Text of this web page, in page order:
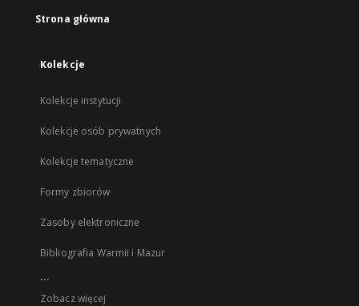
Strona główna
Kolekcje
Kolekcje instytucji
Kolekcje osób prywatnych
Kolekcje tematyczne
Formy zbiorów
Zasoby elektroniczne
Bibliografia Warmii i Mazur
...
Zobacz więcej